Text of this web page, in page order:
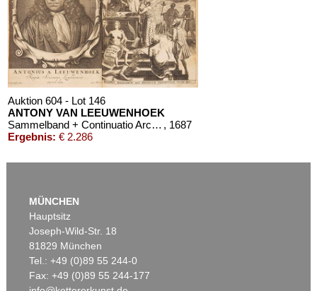
Auktion 604 - Lot 146
ANTONY VAN LEEUWENHOEK
Sammelband + Continuatio Arcanorum Naturae Detectorum. 2 Bände , 1687
Ergebnis: € 2.286
MÜNCHEN
Hauptsitz
Joseph-Wild-Str. 18
81829 München
Tel.: +49 (0)89 55 244-0
Fax: +49 (0)89 55 244-177